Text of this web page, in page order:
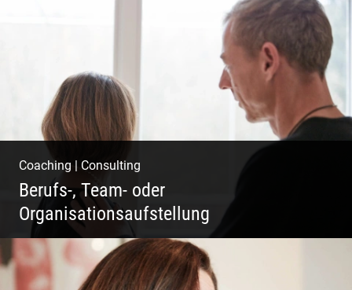
Erfolg ermöglichen durch Klarheit in der
Coaching | Consulting
Berufs-, Team- oder
Organisationsaufstellung
Business Coaching – Berufliche Freude
ermöglichen